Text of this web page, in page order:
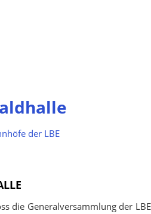
der LBE
die Generalversammlung der LBE